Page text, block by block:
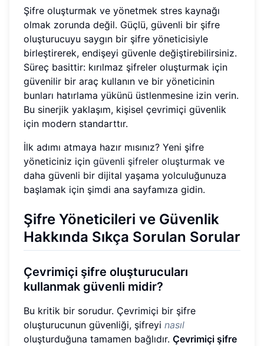
Şifre oluşturmak ve yönetmek stres kaynağı
olmak zorunda değil. Güçlü, güvenli bir şifre
oluşturucuyu saygın bir şifre yöneticisiyle
birleştirerek, endişeyi güvenle değiştirebilirsiniz.
Süreç basittir: kırılmaz şifreler oluşturmak için
güvenilir bir araç kullanın ve bir yöneticinin
bunları hatırlama yükünü üstlenmesine izin verin.
Bu sinerjik yaklaşım, kişisel çevrimiçi güvenlik
için modern standarttır.
İlk adımı atmaya hazır mısınız? Yeni şifre
yöneticiniz için güvenli şifreler oluşturmak ve
daha güvenli bir dijital yaşama yolculuğunuza
başlamak için şimdi ana sayfamıza gidin.
Şifre Yöneticileri ve Güvenlik
Hakkında Sıkça Sorulan Sorular
Çevrimiçi şifre oluşturucuları
kullanmak güvenli midir?
Bu kritik bir sorudur. Çevrimiçi bir şifre
oluşturucunun güvenliği, şifreyi nasıl
oluşturduğuna tamamen bağlıdır. Çevrimiçi şifre